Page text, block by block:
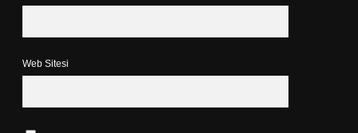
Web Sitesi